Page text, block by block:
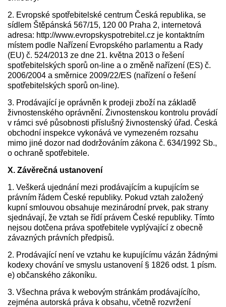
2. Evropské spotřebitelské centrum Česká republika, se
sídlem Štěpánská 567/15, 120 00 Praha 2, internetová
adresa: http://www.evropskyspotrebitel.cz je kontaktním
místem podle Nařízení Evropského parlamentu a Rady
(EU) č. 524/2013 ze dne 21. května 2013 o řešení
spotřebitelských sporů on-line a o změně nařízení (ES) č.
2006/2004 a směrnice 2009/22/ES (nařízení o řešení
spotřebitelských sporů on-line).
3. Prodávající je oprávněn k prodeji zboží na základě
živnostenského oprávnění. Živnostenskou kontrolu provádí
v rámci své působnosti příslušný živnostenský úřad. Česká
obchodní inspekce vykonává ve vymezeném rozsahu
mimo jiné dozor nad dodržováním zákona č. 634/1992 Sb.,
o ochraně spotřebitele.
X. Závěrečná ustanovení
1. Veškerá ujednání mezi prodávajícím a kupujícím se
právním řádem České republiky. Pokud vztah založený
kupní smlouvou obsahuje mezinárodní prvek, pak strany
sjednávají, že vztah se řídí právem České republiky. Tímto
nejsou dotčena práva spotřebitele vyplývající z obecně
závazných právních předpisů.
2. Prodávající není ve vztahu ke kupujícímu vázán žádnými
kodexy chování ve smyslu ustanovení § 1826 odst. 1 písm.
e) občanského zákoníku.
3. Všechna práva k webovým stránkám prodávajícího,
zejména autorská práva k obsahu, včetně rozvržení